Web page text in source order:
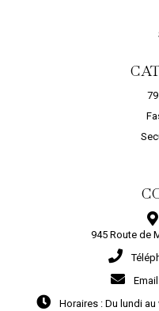
945 Route de
Horaires : Du lundi au